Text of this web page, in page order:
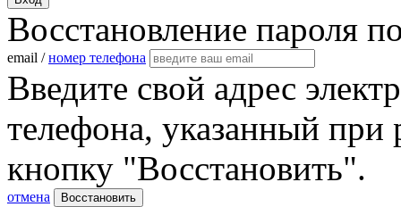
Восстановление пароля
email /номер телефона
Введите свой адрес
телефона, указанный при
кнопку "Восстановить".
отмена Восстановить